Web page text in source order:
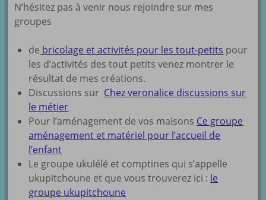
N’hésitez pas à venir nous rejoindre sur mes
groupes
de bricolage et activités pour les tout-petits pour
les d’activités des tout petits venez montrer le
résultat de mes créations.
Discussions sur Chez veronalice discussions sur
le métier
Pour l’aménagement de vos maisons Ce groupe
aménagement et matériel pour l’accueil de
l’enfant
Le groupe ukulélé et comptines qui s’appelle
ukupitchoune et que vous trouverez ici : le
groupe ukupitchoune